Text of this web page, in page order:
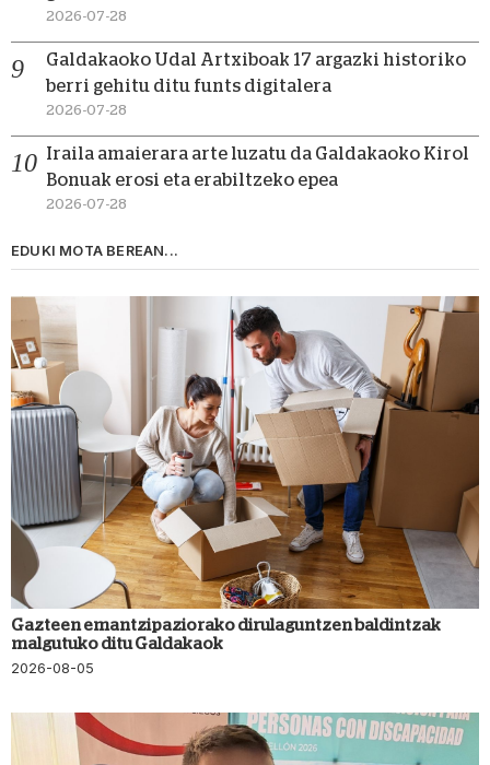
2026-07-28
Galdakaoko Udal Artxiboak 17 argazki historiko
berri gehitu ditu funts digitalera
2026-07-28
Iraila amaierara arte luzatu da Galdakaoko Kirol
Bonuak erosi eta erabiltzeko epea
2026-07-28
EDUKI MOTA BEREAN...
Gazteen emantzipaziorako dirulaguntzen baldintzak
malgutuko ditu Galdakaok
2026-08-05